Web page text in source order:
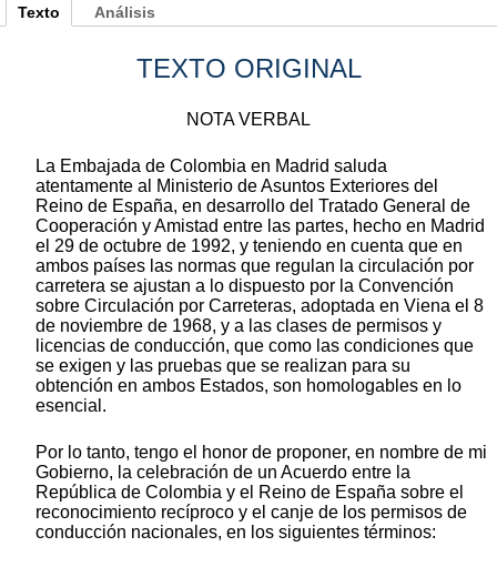
Texto
TEXTO ORIGINAL
NOTA VERBAL
La Embajada de Colombia en Madrid saluda
atentamente al Ministerio de Asuntos Exteriores del
Reino de España, en desarrollo del Tratado General de
Cooperación y Amistad entre las partes, hecho en Madrid
el 29 de octubre de 1992, y teniendo en cuenta que en
ambos países las normas que regulan la circulación por
carretera se ajustan a lo dispuesto por la Convención
sobre Circulación por Carreteras, adoptada en Viena el 8
de noviembre de 1968, y a las clases de permisos y
licencias de conducción, que como las condiciones que
se exigen y las pruebas que se realizan para su
obtención en ambos Estados, son homologables en lo
esencial.
Por lo tanto, tengo el honor de proponer, en nombre de mi
Gobierno, la celebración de un Acuerdo entre la
República de Colombia y el Reino de España sobre el
reconocimiento recíproco y el canje de los permisos de
conducción nacionales, en los siguientes términos:
Análisis